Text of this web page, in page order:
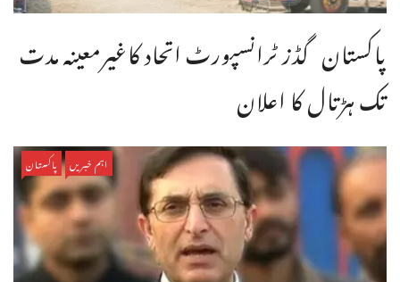
پاکستان گڈز ٹرانسپورٹ اتحاد کاغیرمعینہ مدت
تک ہڑتال کا اعلان
اہم خبریں پاکستان